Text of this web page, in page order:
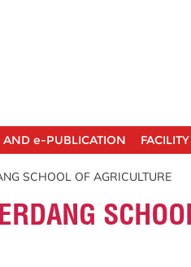
AND e-PUBLICATION FACILITY
SCHOOL OF AGRICULTURE